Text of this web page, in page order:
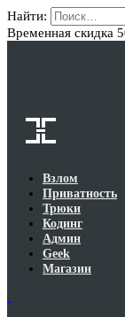
Найти:
Временная скидка
Взлом
Приватность
Трюки
Кодинг
Админ
Geek
Магазин